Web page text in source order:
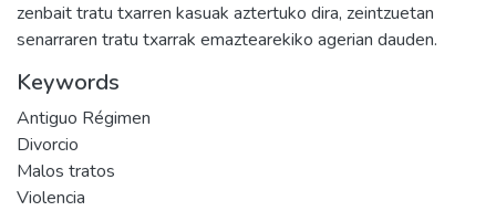
zenbait tratu txarren kasuak aztertuko dira, zeintzuetan
senarraren tratu txarrak emaztearekiko agerian dauden.
Keywords
Antiguo Régimen
Divorcio
Malos tratos
Violencia